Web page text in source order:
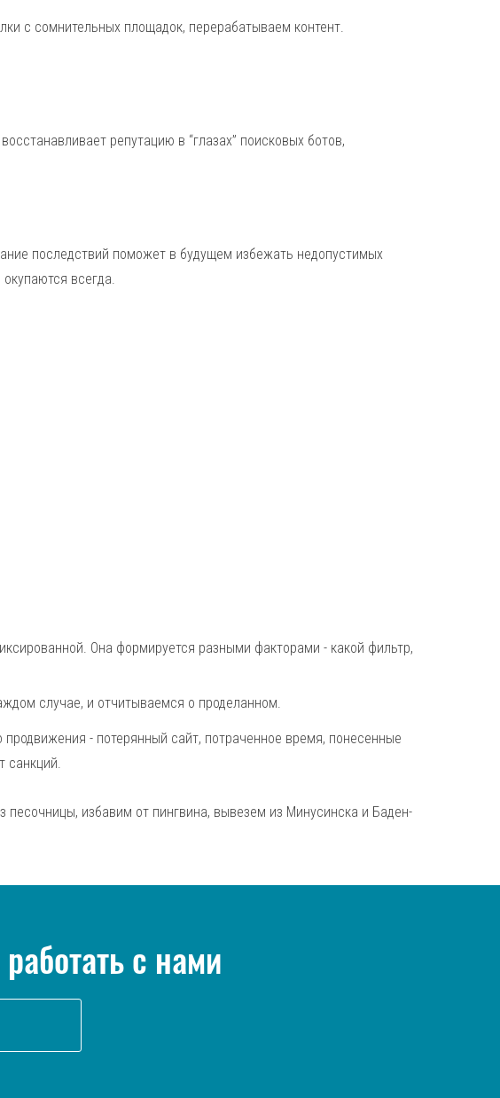
с сомнительных площадок, перерабатываем контент.
репутацию в “глазах” поисковых ботов,
последствий поможет в будущем избежать недопустимых
всегда.
Она формируется разными факторами - какой фильтр,
случае, и отчитываемся о проделанном.
- потерянный сайт, потраченное время, понесенные
санкций.
избавим от пингвина, вывезем из Минусинска и Баден-
с нами